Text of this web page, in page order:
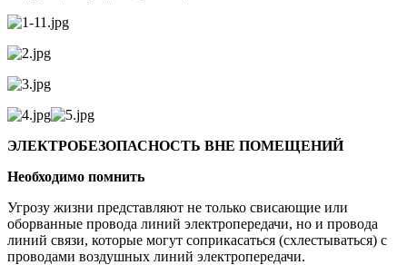
ЭЛЕКТРОБЕЗОПАСНОСТЬ ВНЕ ПОМЕЩЕНИЙ
Необходимо помнить
Угрозу жизни представляют не только свисающие или
оборванные провода линий электропередачи, но и провода
линий связи, которые могут соприкасаться (схлестываться) с
проводами воздушных линий электропередачи.